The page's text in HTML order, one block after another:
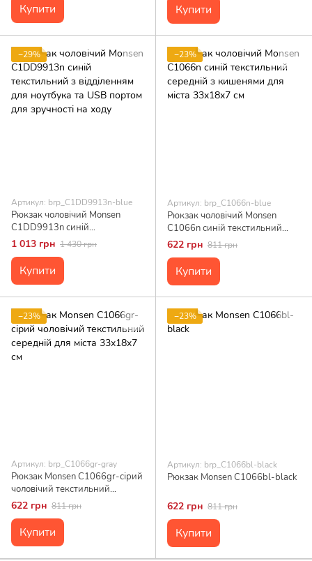
Купити Купити
−29%
Артикул: brp_C1DD9913n-blue
Рюкзак чоловічий Monsen
C1DD9913n синій
текстильний з відділенням для
ноутбука та USB портом для
зручності на ходу
1 013 грн 1 430 грн
Купити
−23%
Артикул: brp_C1066n-blue
Рюкзак чоловічий Monsen
C1066n синій текстильний
середній з кишенями для міста
33x18x7 см
622 грн 811 грн
Купити
−23%
Артикул: brp_C1066gr-gray
Рюкзак Monsen C1066gr-сірий
чоловічий текстильний
середній для міста 33x18x7 см
622 грн 811 грн
Купити
−23%
Артикул: brp_C1066bl-black
Рюкзак Monsen C1066bl-black
622 грн 811 грн
Купити